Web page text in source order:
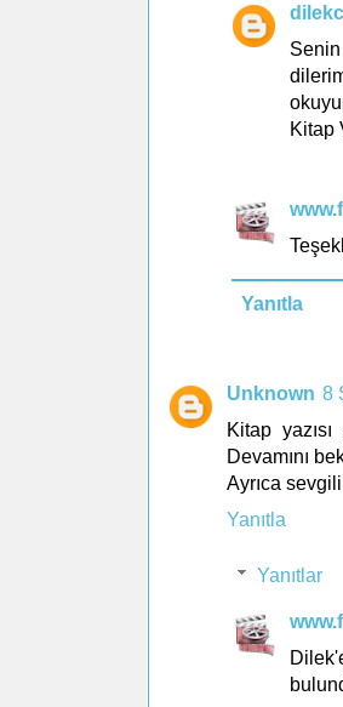
Kitap
Yanıtla
Unknown 8
Kitap
Devamını
Ayrıca
Yanıtla
Yanıtlar